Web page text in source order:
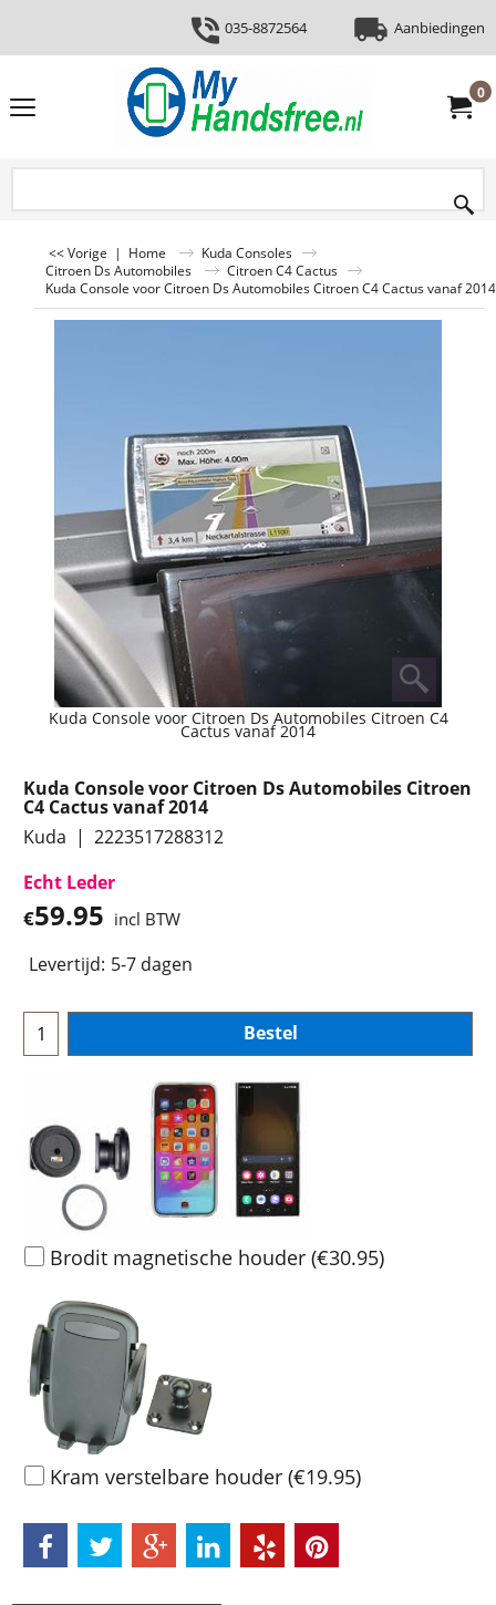
035-8872564 Aanbiedingen
0
<< Vorige | Home
Kuda Consoles
Citroen Ds Automobiles
Citroen C4 Cactus
Kuda Console voor Citroen Ds Automobiles Citroen C4 Cactus vanaf 2014
Kuda Console voor Citroen Ds Automobiles Citroen C4
Cactus vanaf 2014
Kuda Console voor Citroen Ds Automobiles Citroen
C4 Cactus vanaf 2014
Kuda
2223517288312
Echt Leder
€59.95 incl BTW
Levertijd: 5-7 dagen
Bestel
Brodit magnetische houder (€30.95)
Kram verstelbare houder (€19.95)